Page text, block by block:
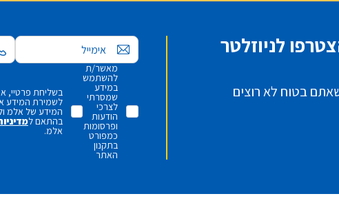
לניוזלטר
בטוח לא רוצים
אימייל
מאשר/ת
להשתמש
במידע
שמסרתי
לצרכי
הודעות
ופרסומות
כמפורט
בתקנון
האתר
בשליחת פרטיי,
לשמירת המידע
המידע של אלמ
בהתאם ל
אלמ.